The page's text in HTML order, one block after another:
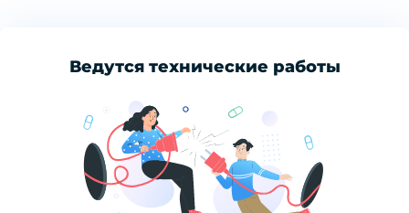
Ведутся технические работы